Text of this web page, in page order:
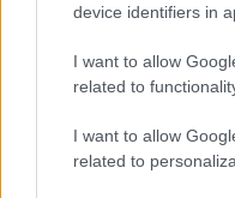
device identifiers in
I want to allow
related to
I want to allow
related to
Διαβάζονται αυτή
Η γαλάζια
2027 - Το
ΣΥΡΙΖΑ μελετούν